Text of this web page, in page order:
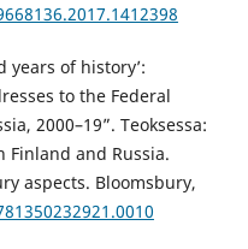
years of history’:
to the Federal
2000–19”. Teoksessa:
Finland and Russia.
aspects. Bloomsbury,